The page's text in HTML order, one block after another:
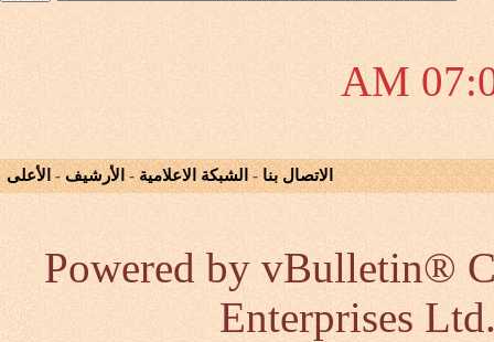
07:00
الاتصال بنا - الشبكة الاعلامية - الأرشيف - الأعلى
Powered by vBulletin®
Enterprises